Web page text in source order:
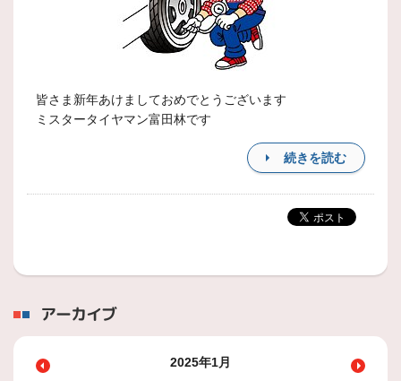
皆さま新年あけましておめでとうございます
ミスタータイヤマン富田林です
続きを読む
アーカイブ
2025年1月